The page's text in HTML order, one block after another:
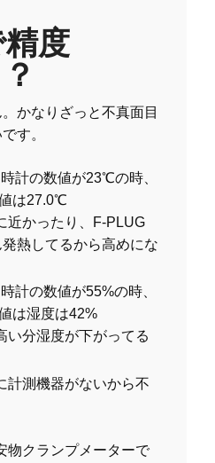
度
かなりざっと不真面目
す。
計の数値が23℃の時、
は27.0℃
近かったり、F-PLUG
熱してるから高めにな
計の数値が55%の時、
は湿度は42%
い分湿度が下がってる
計測機器がないから不
物クランプメーターで